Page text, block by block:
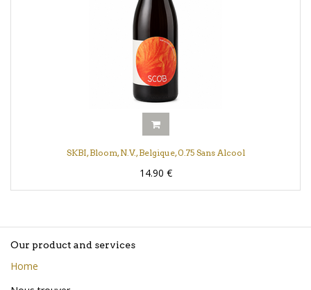
SKBI, Bloom, N.V., Belgique, 0.75 Sans Alcool
14.90 €
Our product and services
Home